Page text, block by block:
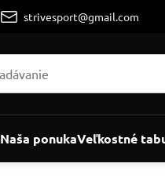
strivesport@gmail.com
Naša ponukaVeľkostné